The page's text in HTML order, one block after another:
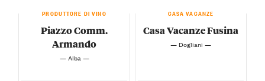
PRODUTTORE DI VINO
Piazzo Comm.
Armando
— Alba —
CASA VACANZE
Casa Vacanze Fusina
— Dogliani —